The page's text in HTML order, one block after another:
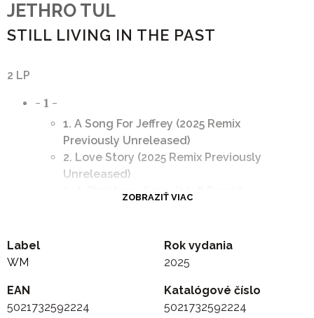
JETHRO TUL
STILL LIVING IN THE PAST
2 LP
- 1 -
1. A Song For Jeffrey (2025 Remix
Previously Unreleased)
2. Love Story (2025 Remix Previously
Unreleased)
3. A Christmas Song (2018 Remix)
6. Bouree (2016 Remix)
7. Sweet Dream (2013 Remix)
9. The Witch S Promise (1971 Remix -
Steven Wilson Remaster)
ZOBRAZIŤ VIAC
Label
WM
Rok vydania
2025
EAN
5021732592224
Katalógové číslo
5021732592224